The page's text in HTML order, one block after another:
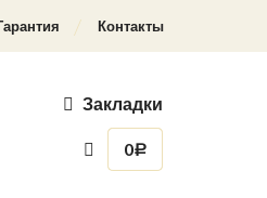
Контакты
Закладки
0Р